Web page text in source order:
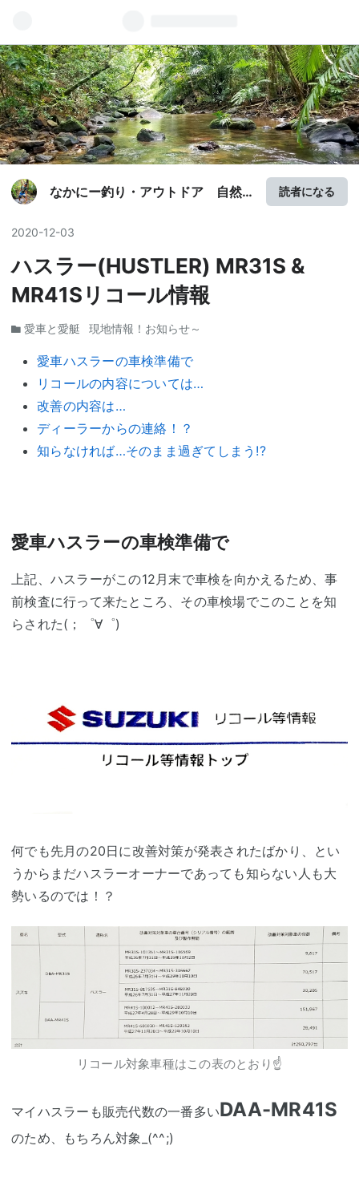
なかにー釣り・アウトドア 自然
読者になる
2020-12-03
ハスラー(HUSTLER) MR31S &
MR41Sリコール情報
愛車と愛艇 現地情報！お知らせ～
愛車ハスラーの車検準備で
リコールの内容については…
改善の内容は…
ディーラーからの連絡！？
知らなければ…そのまま過ぎてしまう!?
愛車ハスラーの車検準備で
上記、ハスラーがこの12月末で車検を向かえるため、事
前検査に行って来たところ、その車検場でこのことを知
らされた(；゜∀゜)
何でも先月の20日に改善対策が発表されたばかり、とい
うからまだハスラーオーナーであっても知らない人も大
勢いるのでは！？
リコール対象車種はこの表のとおり☝️
マイハスラーも販売代数の一番多いDAA-MR41S
のため、もちろん対象_(^^;)ゞ